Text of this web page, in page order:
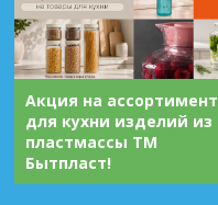
Акция на ассортимент
для кухни изделий из
пластмассы ТМ
Бытпласт!